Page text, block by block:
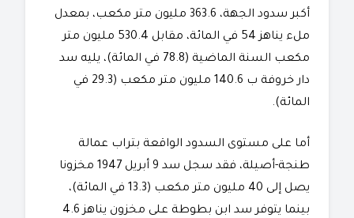
أكبر سدود الجهة، 363.6 مليون متر مكعب، بمعدل
ملء يناهز 54 في المائة، مقابل 530.4 مليون متر
مكعب السنة الماضية (78.8 في المائة)، يليه سد
دار خروفة ب 140.6 مليون متر مكعب (29.3 في
المائة).
أما على مستوى السدود الواقعة بتراب عمالة
طنجة-أصيلة، فقد سجل سد 9 أبريل 1947 مخزونا
يصل إلى 40 مليون متر مكعب (13.3 في المائة)،
بينما يتوفر سد ابن بطوطة على مخزون يناهز 4.6